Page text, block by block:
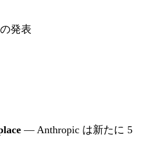
発表
— Anthropic は新たに 5